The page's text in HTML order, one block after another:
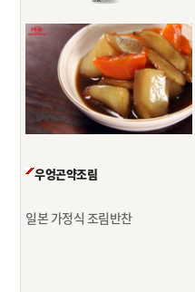
우엉곤약조림
일본 가정식 조림반찬